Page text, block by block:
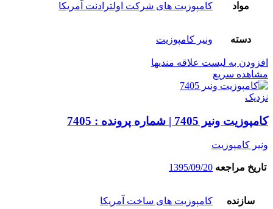
مواد کامپوزیت های شرکت اولترادنت آمریکا
دسته ونیر کامپوزیت
افزودن به لیست علاقه مندیها
مشاهده سریع
نزدیک
کامپوزیت ونیر 7405 | شماره پرونده : 7405
ونیر کامپوزیت
تاریخ مراجعه 1395/09/20
سازنده کامپوزیت های ساخت آمریکا